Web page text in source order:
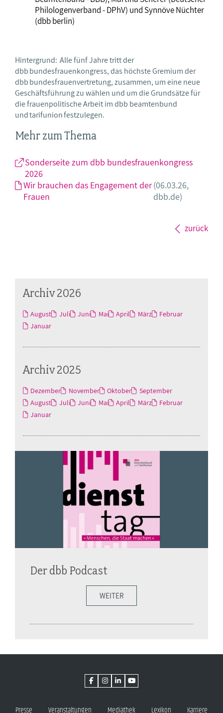
Philologenverband - DPhV) und Synnöve Nüchter
(dbb berlin)
Hintergrund: Alle fünf Jahre tritt der
dbb bundesfrauenkongress, das höchste Gremium der
dbb bundesfrauenvertretung, zusammen, um eine neue
Geschäftsführung zu wählen und um die Grundsätze für
die frauenpolitische Arbeit im dbb beamtenbund
und tarifunion festzulegen.
Mehr zum Thema
Sonderseite zum dbb bundesfrauenkongress
2026
Wir brauchen das Engagement der
Frauen
(06.03.26,
dbb.de)
zurück
Archiv 2026
August Juli Juni Mai April März
Februar
Januar
Archiv 2025
Dezember November Oktober
September
August
Juli Juni Mai April März
Februar
Januar
Der dbb Podcast
WEITER
Presse Veranstaltungen Mediathek Lexikon Karriere